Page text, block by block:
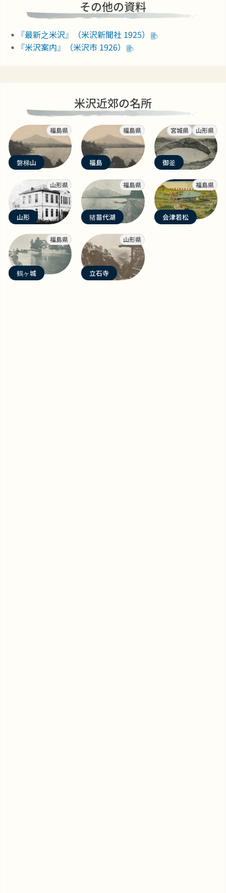
その他の資料
『最新之米沢』（米沢新聞社 1925）
『米沢案内』（米沢市 1926）
米沢近郊の名所
福島県
磐梯山
福島県
福島
宮城県 山形県
御釜
山形県
山形
福島県
猪苗代湖
福島県
会津若松
福島県
鶴ヶ城
山形県
立石寺